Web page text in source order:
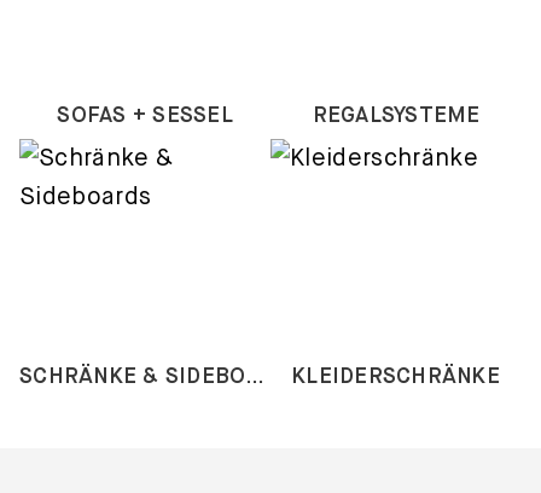
SOFAS + SESSEL REGALSYSTEME
SCHRÄNKE & SIDEBOARDS KLEIDERSCHRÄNKE